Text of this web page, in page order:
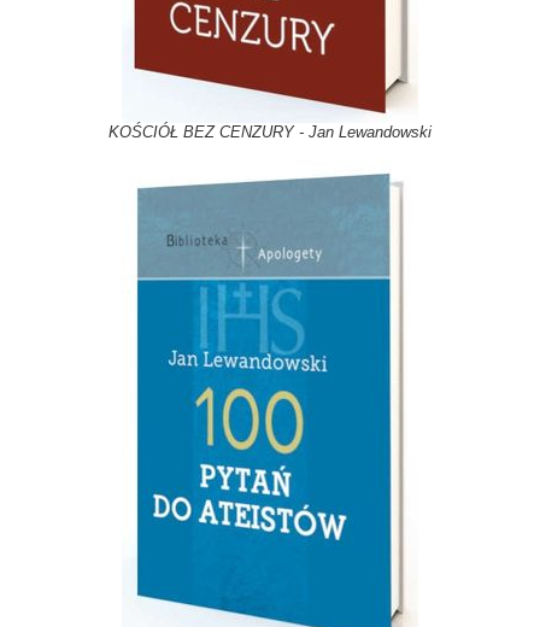
KOŚCIÓŁ BEZ CENZURY - Jan Lewandowski